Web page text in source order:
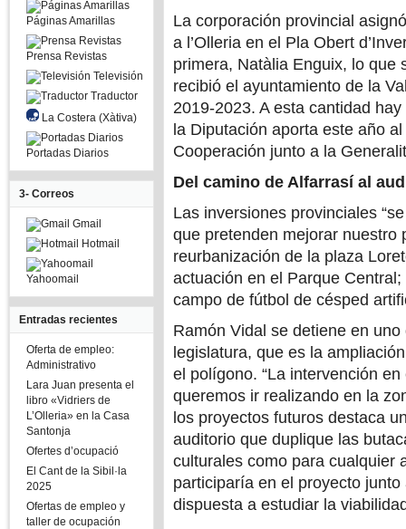
Páginas Amarillas
Prensa Revistas
Televisión
Traductor
La Costera (Xàtiva)
Portadas Diarios
3- Correos
Gmail
Hotmail
Yahoomail
Entradas recientes
Oferta de empleo:
Administrativo
Lara Juan presenta el
libro «Vidriers de
L’Olleria» en la Casa
Santonja
Ofertes d’ocupació
El Cant de la Sibil·la
2025
Ofertas de empleo y
taller de ocupación
La corporación provincial
a l’Olleria en el Pla Obert
primera, Natàlia Enguix, lo que
recibió el ayuntamiento de la
2019-2023. A esta cantidad
la Diputación aporta este año
Cooperación junto a la
Del camino de Alfarrasí al
Las inversiones provinciales
que pretenden mejorar nuestro
reurbanización de la plaza
actuación en el Parque
campo de fútbol de césped
Ramón Vidal se detiene en
legislatura, que es la
el polígono. “La intervención
queremos ir realizando en la
los proyectos futuros destaca
auditorio que duplique las
culturales como para cualquier
participaría en el proyecto
dispuesta a estudiar la